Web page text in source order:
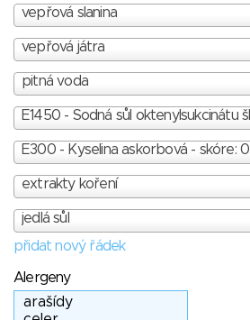
vepřová slanina
vepřová játra
pitná voda
E300 - Kyselina askorbová - skóre: 0
extrakty koření
jedlá sůl
přidat nový řádek
Alergeny